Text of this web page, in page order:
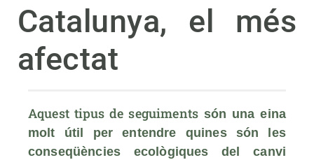
Catalunya, el més
afectat
Aquest tipus de seguiments són una eina
molt útil per entendre quines són les
conseqüències ecològiques del canvi